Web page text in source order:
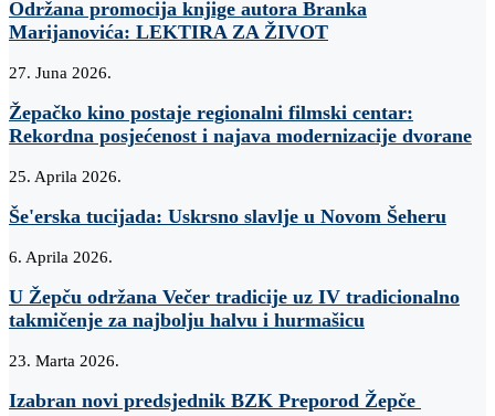
Održana promocija knjige autora Branka
Marijanovića: LEKTIRA ZA ŽIVOT
27. Juna 2026.
Žepačko kino postaje regionalni filmski centar:
Rekordna posjećenost i najava modernizacije dvorane
25. Aprila 2026.
Še'erska tucijada: Uskrsno slavlje u Novom Šeheru
6. Aprila 2026.
U Žepču održana Večer tradicije uz IV tradicionalno
takmičenje za najbolju halvu i hurmašicu
23. Marta 2026.
Izabran novi predsjednik BZK Preporod Žepče